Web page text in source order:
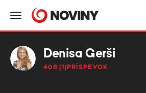
Denisa Gerši
408 {1}PRÍSPEVOK